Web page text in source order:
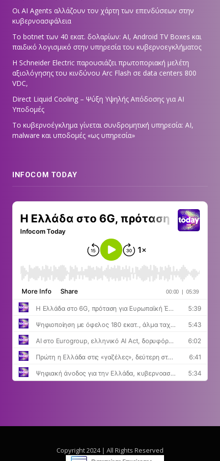
Οι AI Agents αλλάζουν τον χάρτη των επενδύσεων στην
κυβερνοασφάλεια
Το botnet των 40 εκατ. δολαρίων: AI, Android TV Boxes και
παιδικό λογισμικό στην υπηρεσία του κυβερνοεγκλήματος
Η Schneider Electric παρουσιάζει πρωτοποριακή μελέτη
αξιολόγησης του κινδύνου Arc Flash σε data centers 800
VDC,
Direct Liquid Cooling – Ψύξη Υψηλής Απόδοσης για AI
Υποδομές
Το κυβερνοέγκλημα γίνεται συνδρομητική υπηρεσία: AI,
malware και υποδομές «ως υπηρεσία»
INFOCOM TODAY
Copyright 2024 | All Rights Reserved